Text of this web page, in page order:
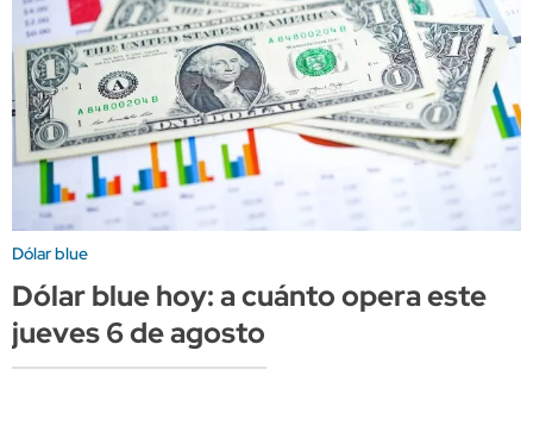
Dólar blue
Dólar blue hoy: a cuánto opera este
jueves 6 de agosto